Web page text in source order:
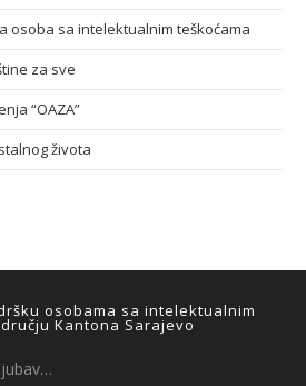
osoba sa intelektualnim teškoćama
za sve
“OAZA”
života
osobama sa intelektualnim
Kantona Sarajevo